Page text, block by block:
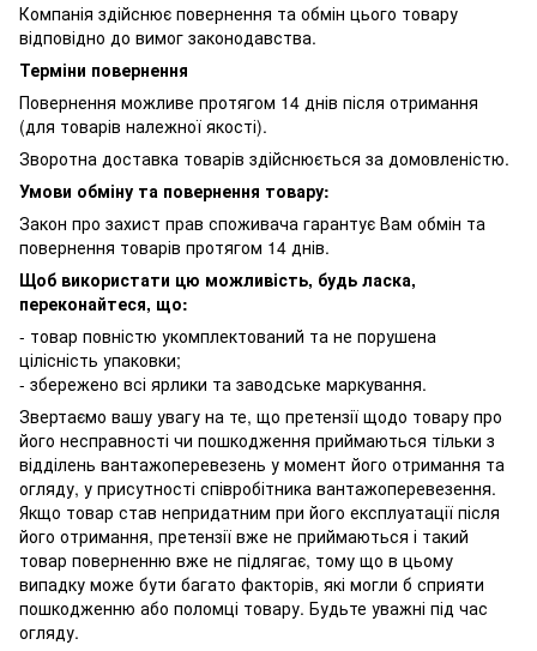
Компанія здійснює повернення та обмін цього товару
відповідно до вимог законодавства.
Терміни повернення
Повернення можливе протягом 14 днів після отримання
(для товарів належної якості).
Зворотна доставка товарів здійснюється за домовленістю.
Умови обміну та повернення товару:
Закон про захист прав споживача гарантує Вам обмін та
повернення товарів протягом 14 днів.
Щоб використати цю можливість, будь ласка,
переконайтеся, що:
- товар повністю укомплектований та не порушена
цілісність упаковки;
- збережено всі ярлики та заводське маркування.
Звертаємо вашу увагу на те, що претензії щодо товару про
його несправності чи пошкодження приймаються тільки з
відділень вантажоперевезень у момент його отримання та
огляду, у присутності співробітника вантажоперевезення.
Якщо товар став непридатним при його експлуатації після
його отримання, претензії вже не приймаються і такий
товар поверненню вже не підлягає, тому що в цьому
випадку може бути багато факторів, які могли б сприяти
пошкодженню або поломці товару. Будьте уважні під час
огляду.